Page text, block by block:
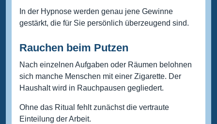
In der Hypnose werden genau jene Gewinne
gestärkt, die für Sie persönlich überzeugend sind.
Rauchen beim Putzen
Nach einzelnen Aufgaben oder Räumen belohnen
sich manche Menschen mit einer Zigarette. Der
Haushalt wird in Rauchpausen gegliedert.
Ohne das Ritual fehlt zunächst die vertraute
Einteilung der Arbeit.